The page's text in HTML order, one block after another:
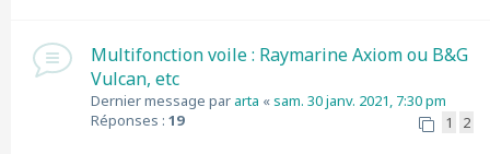
Multifonction voile : Raymarine Axiom ou B&G
Vulcan, etc
Dernier message par arta «sam. 30 janv. 2021, 7:30 pm
Réponses : 19 1 2